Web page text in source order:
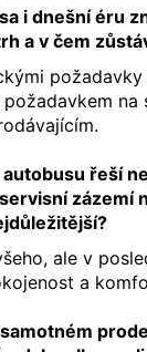
i dnešní éru
a v čem
na
řeší
zázemí
ale v
a